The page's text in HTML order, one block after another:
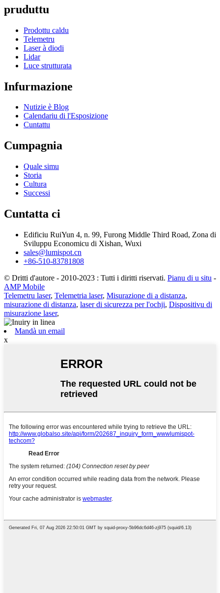
pruduttu
Prodottu caldu
Telemetru
Laser à diodi
Lidar
Luce strutturata
Infurmazione
Nutizie è Blog
Calendariu di l'Esposizione
Cuntattu
Cumpagnia
Quale simu
Storia
Cultura
Successi
Cuntatta ci
Edificiu RuiYun 4, n. 99, Furong Middle Third Road, Zona di
Sviluppu Economicu di Xishan, Wuxi
sales@lumispot.cn
+86-510-83781808
© Dritti d'autore - 2010-2023 : Tutti i diritti riservati. Pianu di u situ -
AMP Mobile
Telemetru laser, Telemetria laser, Misurazione di a distanza,
misurazione di distanza, laser di sicurezza per l'ochji, Dispositivu di
misurazione laser,
Mandà un email
x